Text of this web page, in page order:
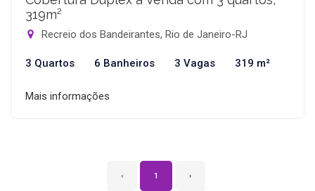
319m²
Recreio dos Bandeirantes, Rio de Janeiro-RJ
3 Quartos 6 Banheiros 3 Vagas 319 m²
Mais informações
‹ 1 ›